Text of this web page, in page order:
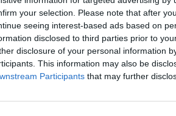
your selection. Please note that after
seeing interest-based ads based on
disclosed to third parties prior to
disclosure of your personal information
This information may also be
Participants that may further
balla" è una frase famosa diEnrique
"La volpe e l'uva" è di Maria Caruso
ed è sua anche la riflessione
poche nozioni di tango descritte,
così. "Italiani d'Argentina" è di Ivano
ballare, non ho mai saputo, non sono
farlo. Un tempo dicevo di no, che